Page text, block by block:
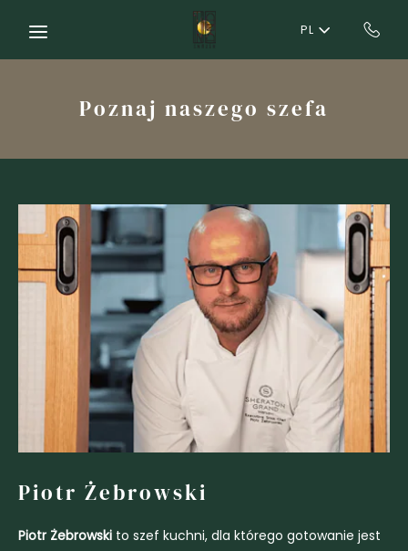
PL
Poznaj naszego szefa
Piotr Żebrowski
Piotr Żebrowski to szef kuchni, dla którego gotowanie jest